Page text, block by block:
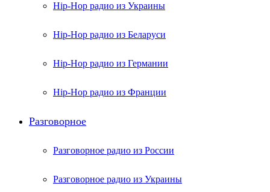
Hip-Hop радио из Украины
Hip-Hop радио из Беларуси
Hip-Hop радио из Германии
Hip-Hop радио из Франции
Разговорное
Разговорное радио из России
Разговорное радио из Украины